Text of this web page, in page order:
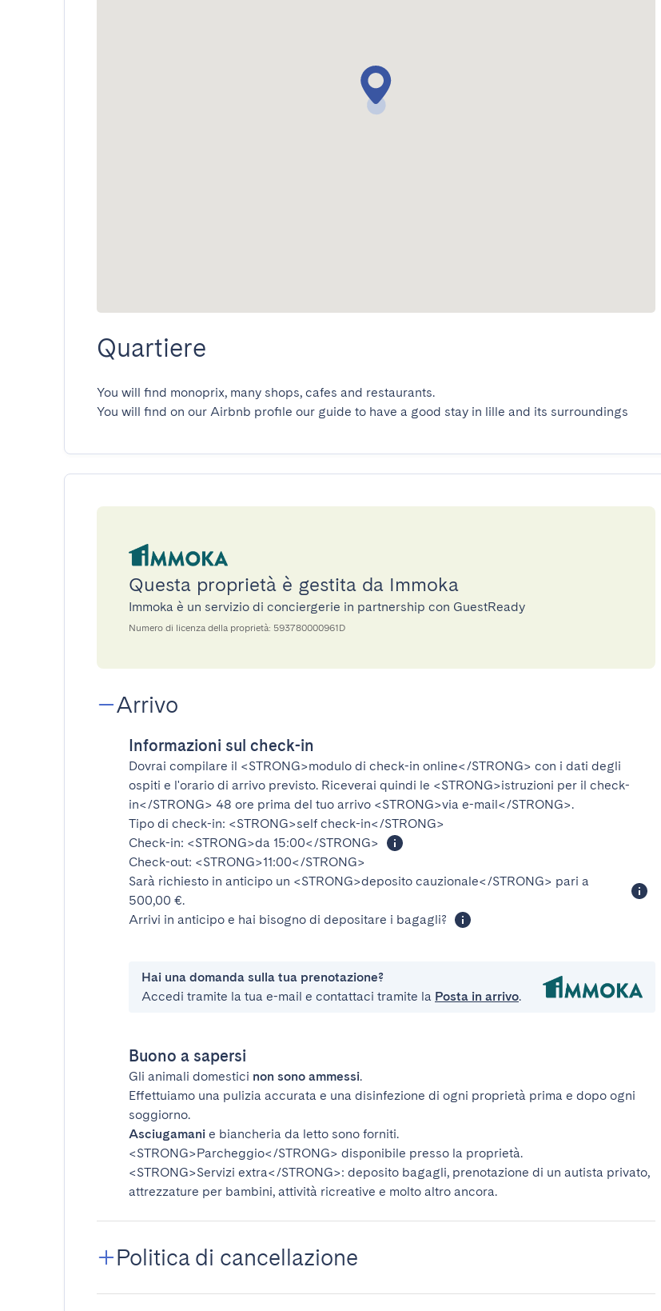
Quartiere
You will find monoprix, many shops, cafes and restaurants.
You will find on our Airbnb profile our guide to have a good stay in lille and its surroundings
Questa proprietà è gestita da Immoka
Immoka è un servizio di conciergerie in partnership con GuestReady
Numero di licenza della proprietà: 593780000961D
Arrivo
Informazioni sul check-in
Dovrai compilare il <STRONG>modulo di check-in online</STRONG> con i dati degli
ospiti e l'orario di arrivo previsto. Riceverai quindi le <STRONG>istruzioni per il check-
in</STRONG> 48 ore prima del tuo arrivo <STRONG>via e-mail</STRONG>.
Tipo di check-in: <STRONG>self check-in</STRONG>
Check-in: <STRONG>da 15:00</STRONG>
Check-out: <STRONG>11:00</STRONG>
Sarà richiesto in anticipo un <STRONG>deposito cauzionale</STRONG> pari a
500,00 €.
Arrivi in anticipo e hai bisogno di depositare i bagagli?
Hai una domanda sulla tua prenotazione?
Accedi tramite la tua e-mail e contattaci tramite la Posta in arrivo.
Buono a sapersi
Gli animali domestici non sono ammessi.
Effettuiamo una pulizia accurata e una disinfezione di ogni proprietà prima e dopo ogni
soggiorno.
Asciugamani e biancheria da letto sono forniti.
<STRONG>Parcheggio</STRONG> disponibile presso la proprietà.
<STRONG>Servizi extra</STRONG>: deposito bagagli, prenotazione di un autista privato,
attrezzature per bambini, attività ricreative e molto altro ancora.
Politica di cancellazione